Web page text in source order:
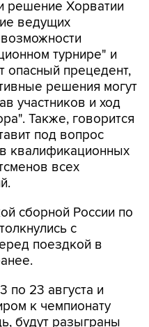
турнире" и
опасный прецедент,
решения могут
участников и ход
Также, говорится
под вопрос
квалификационных
всех
сборной России по
поездкой в
23 августа и
будут разыграны
на Олимпийские